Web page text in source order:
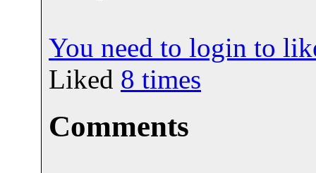
You need to login to
Liked 8 times
Comments